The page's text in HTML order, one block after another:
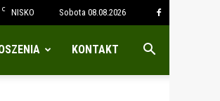
C NISKO Sobota 08.08.2026
KONTAKT